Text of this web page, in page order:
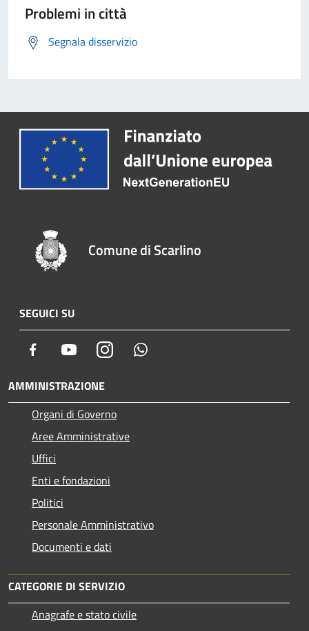
Problemi in città
Segnala disservizio
Comune di Scarlino
SEGUICI SU
Facebook YoutubeInstagram
AMMINISTRAZIONE
Organi di Governo
Aree Amministrative
Uffici
Enti e fondazioni
Politici
Personale Amministrativo
Documenti e dati
CATEGORIE DI SERVIZIO
Anagrafe e stato civile